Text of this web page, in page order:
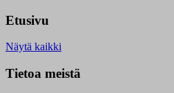
Etusivu
Näytä kaikki
Tietoa meistä